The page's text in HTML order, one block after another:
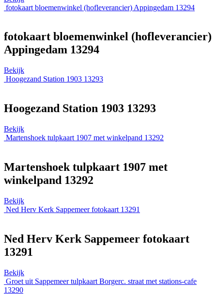
fotokaart bloemenwinkel (hofleverancier) Appingedam 13294
fotokaart bloemenwinkel (hofleverancier)
Appingedam 13294
Bekijk
Hoogezand Station 1903 13293
Hoogezand Station 1903 13293
Bekijk
Martenshoek tulpkaart 1907 met winkelpand 13292
Martenshoek tulpkaart 1907 met
winkelpand 13292
Bekijk
Ned Herv Kerk Sappemeer fotokaart 13291
Ned Herv Kerk Sappemeer fotokaart
13291
Bekijk
Groet uit Sappemeer tulpkaart Borgerc. straat met stations-cafe
13290